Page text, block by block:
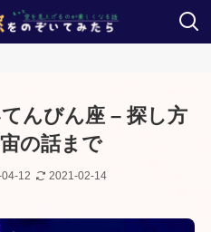
んびん座 – 探し方
の話まで
12 2021-02-14